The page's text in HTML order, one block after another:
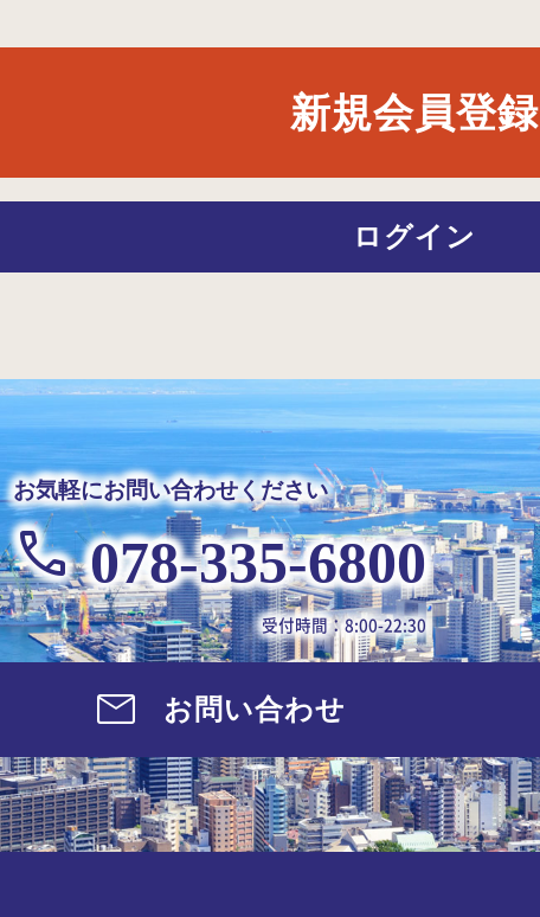
新規会員登録
ログイン
お気軽にお問い合わせください
078-335-6800
受付時間：8:00-22:30
お問い合わせ